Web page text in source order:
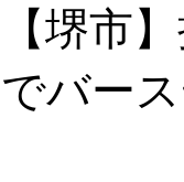
【堺市
でバー